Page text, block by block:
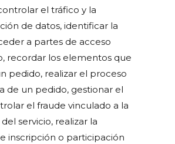
el tráfico y la
de datos, identificar la
a partes de acceso
recordar los elementos que
pedido, realizar el proceso
de un pedido, gestionar el
el fraude vinculado a la
servicio, realizar la
inscripción o participación